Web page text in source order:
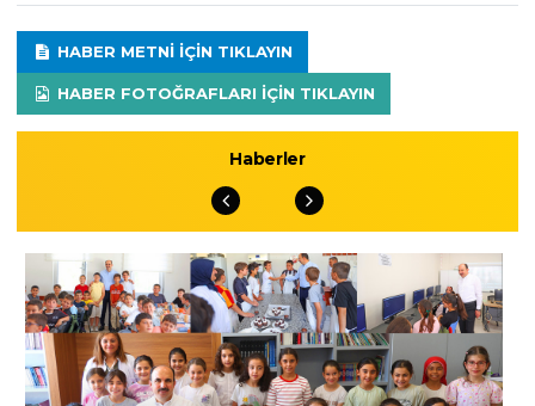
HABER METNI IÇIN TIKLAYIN
HABER FOTOĞRAFLARI IÇIN TIKLAYIN
Haberler